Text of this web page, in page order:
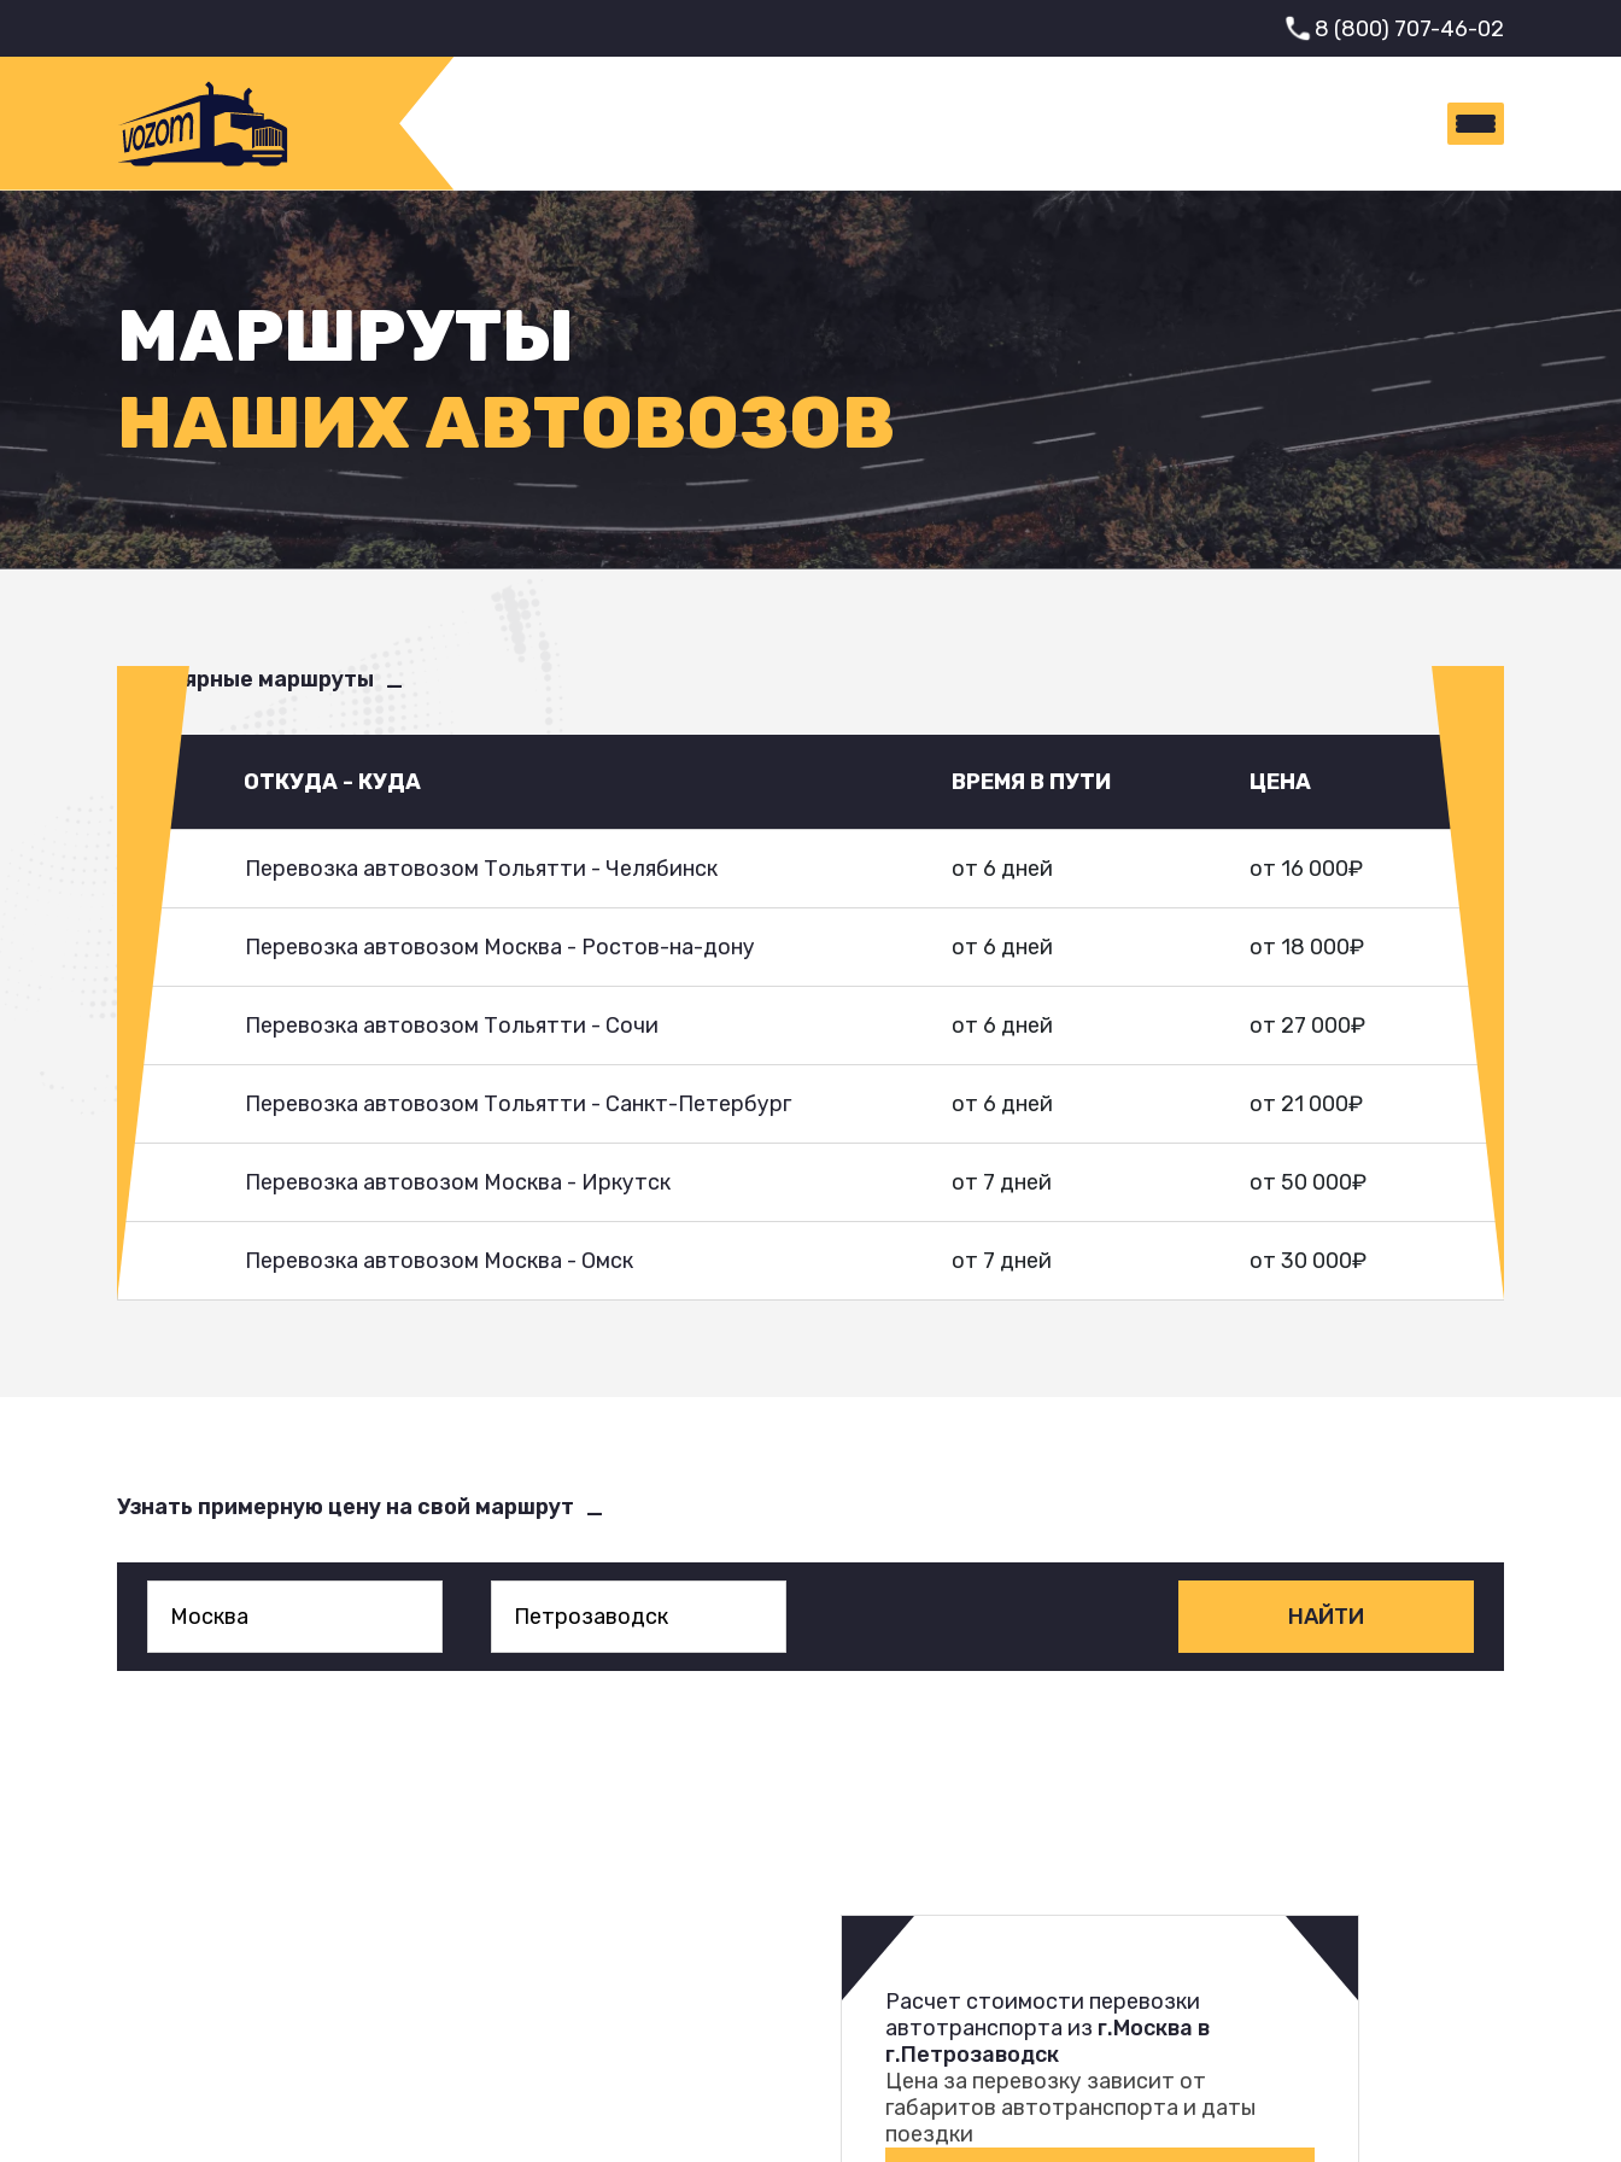
8 (800) 707-46-02
МАРШРУТЫ
НАШИХ АВТОВОЗОВ
Популярные маршруты
ОТКУДА - КУДА ВРЕМЯ В ПУТИ ЦЕНА
Перевозка автовозом Тольятти - Челябинск от 6 дней от 16 000₽
Перевозка автовозом Москва - Ростов-на-дону от 6 дней от 18 000₽
Перевозка автовозом Тольятти - Сочи от 6 дней от 27 000₽
Перевозка автовозом Тольятти - Санкт-Петербург от 6 дней от 21 000₽
Перевозка автовозом Москва - Иркутск от 7 дней от 50 000₽
Перевозка автовозом Москва - Омск от 7 дней от 30 000₽
Узнать примерную цену на свой маршрут
НАЙТИ
Расчет стоимости перевозки
автотранспорта из г.Москва в
г.Петрозаводск
Цена за перевозку зависит от
габаритов автотранспорта и даты
поездки